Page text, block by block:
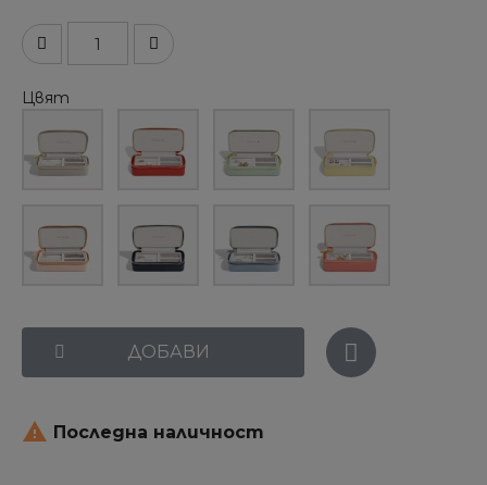
Цвят
ДОБАВИ
 Последна наличност